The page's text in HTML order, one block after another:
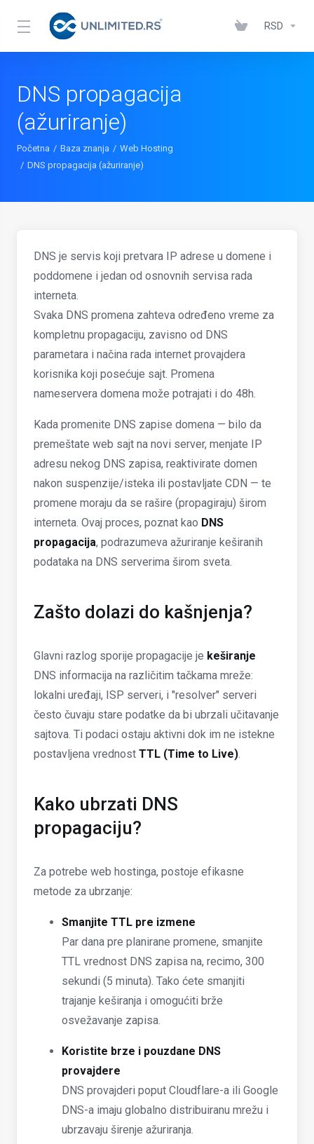
RSD
DNS propagacija
(ažuriranje)
Početna Baza znanja
Web Hosting
DNS propagacija (ažuriranje)
DNS je servis koji pretvara IP adrese u domene i
poddomene i jedan od osnovnih servisa rada
interneta.
Svaka DNS promena zahteva određeno vreme za
kompletnu propagaciju, zavisno od DNS
parametara i načina rada internet provajdera
korisnika koji posećuje sajt. Promena
nameservera domena može potrajati i do 48h.
Kada promenite DNS zapise domena — bilo da
premeštate web sajt na novi server, menjate IP
adresu nekog DNS zapisa, reaktivirate domen
nakon suspenzije/isteka ili postavljate CDN — te
promene moraju da se rašire (propagiraju) širom
interneta. Ovaj proces, poznat kao DNS
propagacija, podrazumeva ažuriranje keširanih
podataka na DNS serverima širom sveta.
Zašto dolazi do kašnjenja?
Glavni razlog sporije propagacije je keširanje
DNS informacija na različitim tačkama mreže:
lokalni uređaji, ISP serveri, i "resolver" serveri
često čuvaju stare podatke da bi ubrzali učitavanje
sajtova. Ti podaci ostaju aktivni dok im ne istekne
postavljena vrednost TTL (Time to Live).
Kako ubrzati DNS
propagaciju?
Za potrebe web hostinga, postoje efikasne
metode za ubrzanje:
Smanjite TTL pre izmene
Par dana pre planirane promene, smanjite
TTL vrednost DNS zapisa na, recimo, 300
sekundi (5 minuta). Tako ćete smanjiti
trajanje keširanja i omogućiti brže
osvežavanje zapisa.
Koristite brze i pouzdane DNS
provajdere
DNS provajderi poput Cloudflare-a ili Google
DNS-a imaju globalno distribuiranu mrežu i
ubrzavaju širenje ažuriranja.